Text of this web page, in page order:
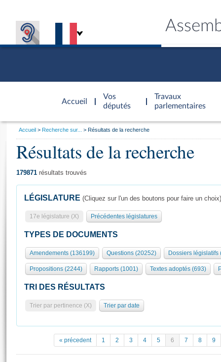
Accueil
d'accueil
Vos
députés
Travaux
parlementaires
Présidence
577 députés
Groupes politiques
Séance publique
Commissions et autres organes
Europe et International
Pétitions
Général
Rôle et pouvoirs de l'Assemblée
Organisation de l'Assemblée
Présidence Conférence des Présidents Bureau Collège des
Statistiques et chiffres clés
Documents de référence
( Constitution | Règlement de l'Assemblée ... )
Visiter l'Assemblée
Visite virtuelle du palais Bourbon
Assister à une séance
La Bibliothèque
Vous
Accueil Recherche sur... Résultats de la recherche
Résultats de la recherche
179871 résultats trouvés
LÉGISLATURE (Cliquez sur l'un des boutons pour faire un choix)
17e législature (X) Précédentes législatures
TYPES DE DOCUMENTS
Amendements (136199) Questions (20252) Dossiers législatifs
Propositions (2244) Rapports (1001) Textes adoptés (693)
TRI DES RÉSULTATS
Trier par pertinence (X) Trier par date
« précedent 1 2 3 4 5 6 7 8 9